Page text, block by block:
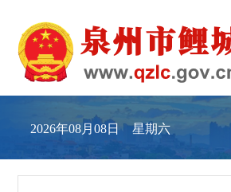
2026年08月08日 星期六